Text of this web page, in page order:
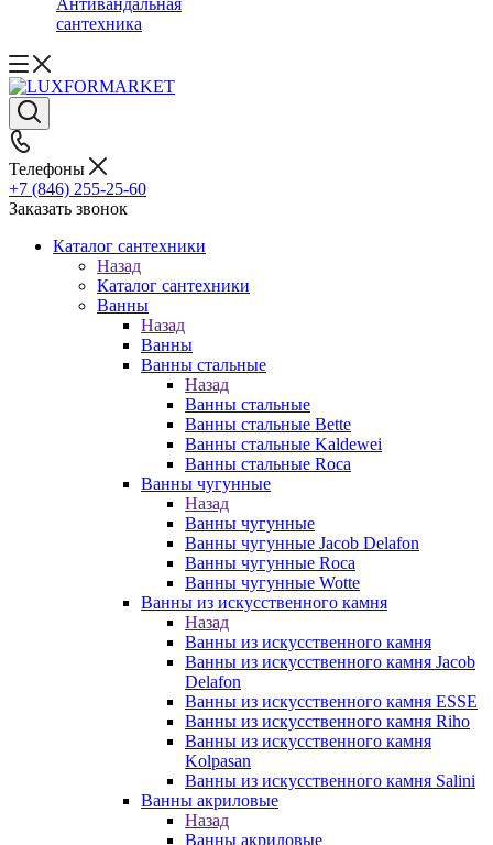
Антивандальная
сантехника
Телефоны
+7 (846) 255-25-60
Заказать звонок
Каталог сантехники
Назад
Каталог сантехники
Ванны
Назад
Ванны
Ванны стальные
Назад
Ванны стальные
Ванны стальные Bette
Ванны стальные Kaldewei
Ванны стальные Roca
Ванны чугунные
Назад
Ванны чугунные
Ванны чугунные Jacob Delafon
Ванны чугунные Roca
Ванны чугунные Wotte
Ванны из искусственного камня
Назад
Ванны из искусственного камня
Ванны из искусственного камня Jacob
Delafon
Ванны из искусственного камня ESSE
Ванны из искусственного камня Riho
Ванны из искусственного камня
Kolpasan
Ванны из искусственного камня Salini
Ванны акриловые
Назад
Ванны акриловые